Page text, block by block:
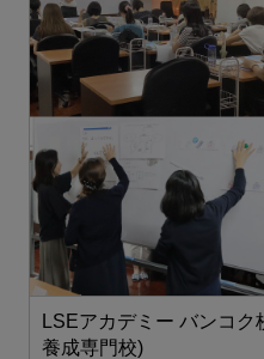
LSEアカデミー バンコク
養成専門校)